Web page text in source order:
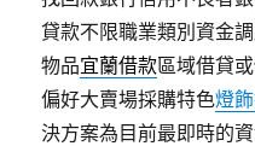
貸款不限職業類別資金
物品宜蘭借款區域借貸
偏好大賣場採購特色燈
決方案為目前最即時的